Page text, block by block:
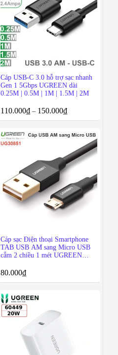
Cáp USB-C 3.0 hỗ trợ sạc nhanh
Gen 1 5Gbps UGREEN dài
0.25M | 0.5M | 1M | 1.5M | 2M
110.000₫ – 150.000₫
Cáp sạc Điện thoại Smartphone
TAB USB AM sang Micro USB
cắm 2 chiều 1 mét UGREEN
80.000₫